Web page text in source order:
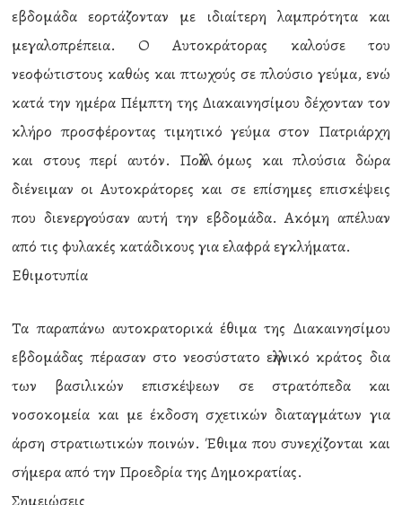
εβδομάδα εορτάζονταν με ιδιαίτερη λαμπρότητα και
μεγαλοπρέπεια. Ο Αυτοκράτορας καλούσε του
νεοφώτιστους καθώς και πτωχούς σε πλούσιο γεύμα, ενώ
κατά την ημέρα Πέμπτη της Διακαινησίμου δέχονταν τον
κλήρο προσφέροντας τιμητικό γεύμα στον Πατριάρχη
και στους περί αυτόν. Πολλά όμως και πλούσια δώρα
διένειμαν οι Αυτοκράτορες και σε επίσημες επισκέψεις
που διενεργούσαν αυτή την εβδομάδα. Ακόμη απέλυαν
από τις φυλακές κατάδικους για ελαφρά εγκλήματα.
Εθιμοτυπία
Τα παραπάνω αυτοκρατορικά έθιμα της Διακαινησίμου
εβδομάδας πέρασαν στο νεοσύστατο ελληνικό κράτος δια
των βασιλικών επισκέψεων σε στρατόπεδα και
νοσοκομεία και με έκδοση σχετικών διαταγμάτων για
άρση στρατιωτικών ποινών. Έθιμα που συνεχίζονται και
σήμερα από την Προεδρία της Δημοκρατίας.
Σημειώσεις